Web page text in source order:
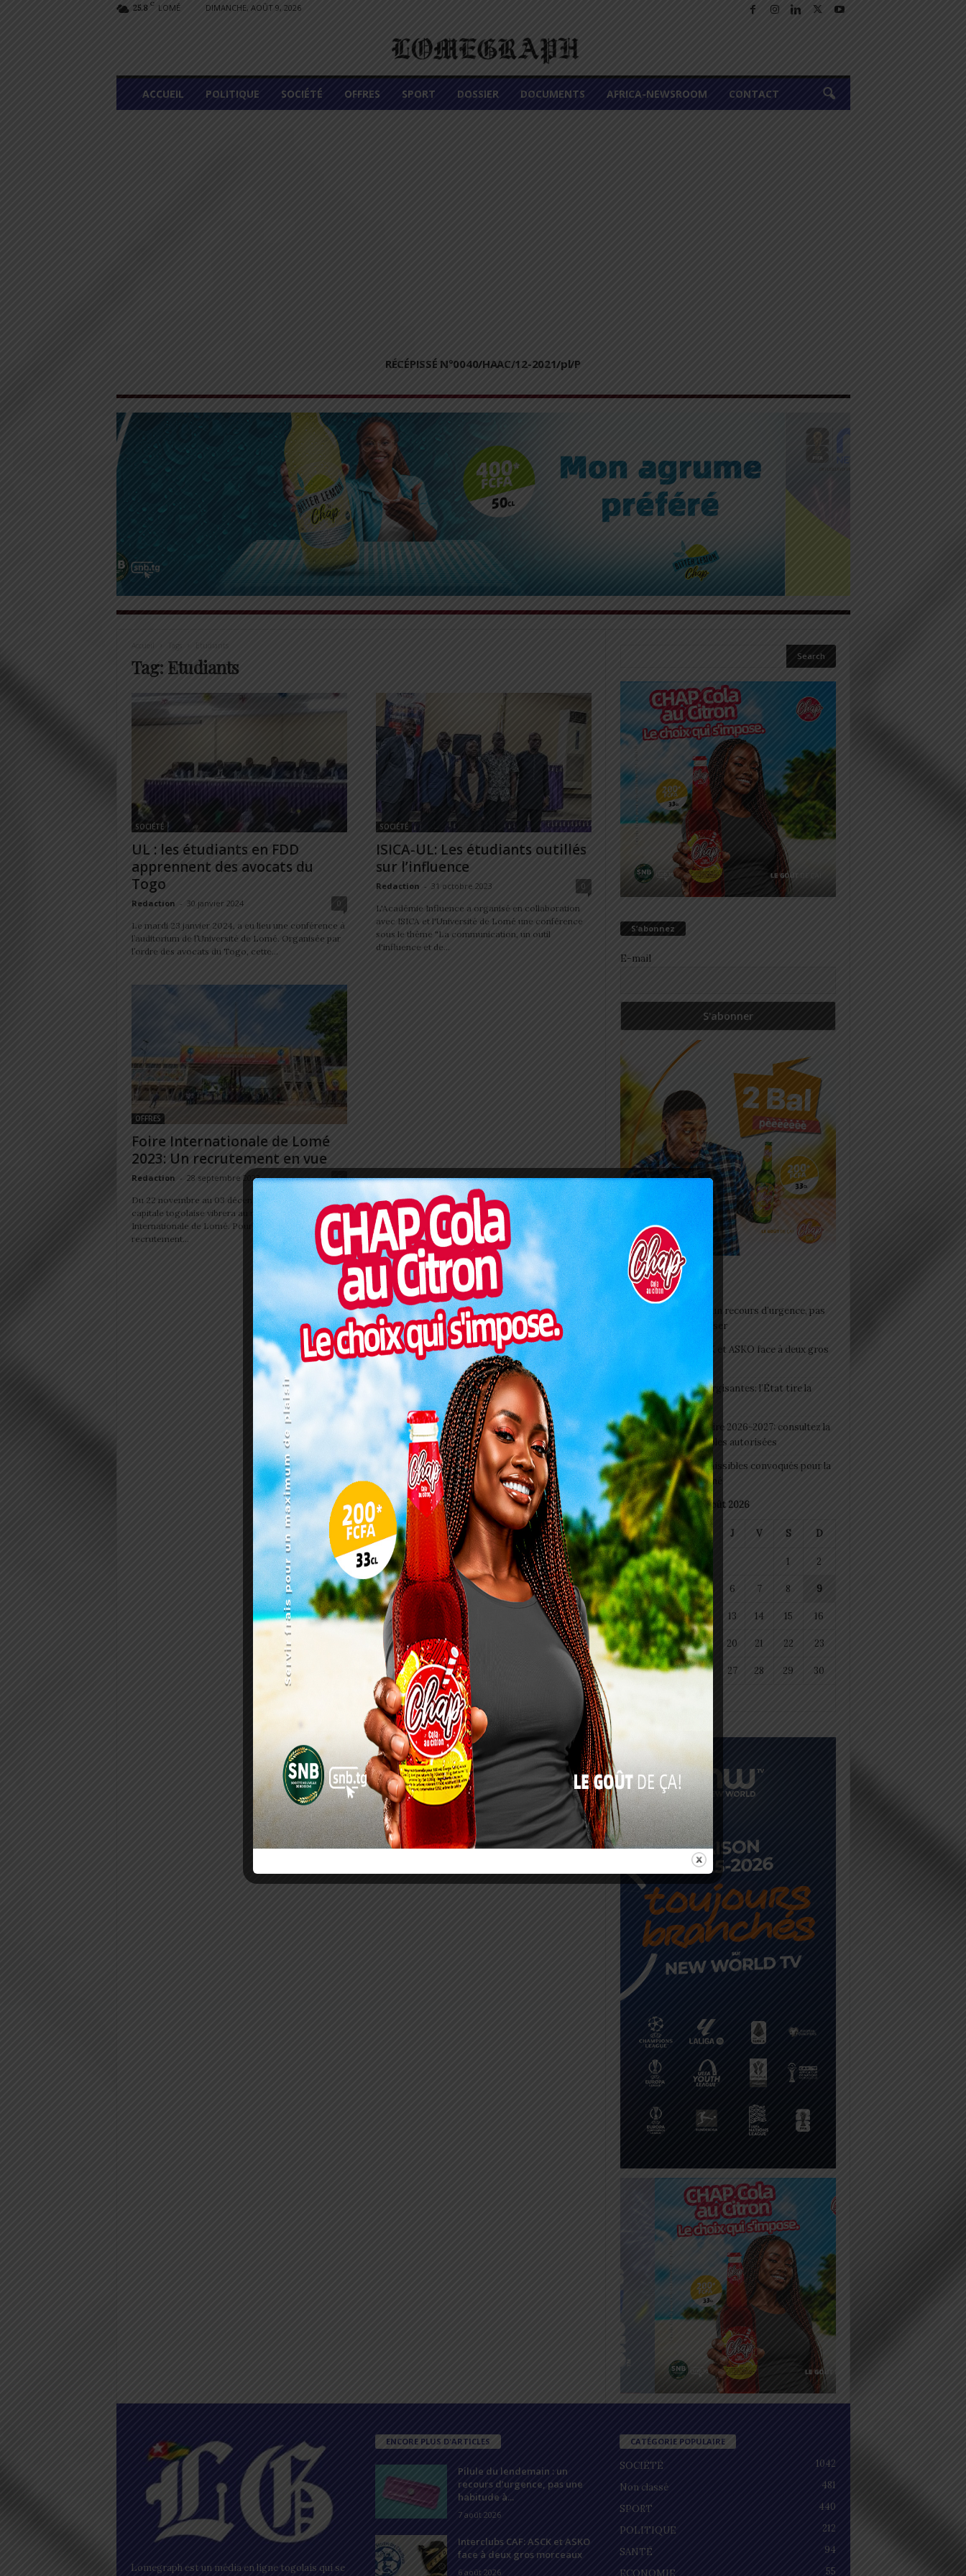
25.8 C LOMÉ DIMANCHE, AOÛT 9, 2026
L
M
ACCUEIL POLITIQUE SOCIÉTÉ OFFRES SPORT DOSSIER DOCUMENTS AFRICA-NEWSROOM CONTACT
RÉCÉPISSÉ N°0040/HAAC/12-2021/pl/P
Accueil Tags Etudiants
Tag: Etudiants
SOCIÉTÉ
UL : les étudiants en FDD
apprennent des avocats du
Togo
Redaction - 30 janvier 2024 0
Le mardi 23 janvier 2024, a eu lieu une conférence à
l’auditorium de l’Université de Lomé. Organisée par
l’ordre des avocats du Togo, cette...
SOCIÉTÉ
ISICA-UL: Les étudiants outillés
sur l’influence
Redaction - 31 octobre 2023 0
L'Académie Influence a organisé en collaboration
avec ISICA et l'Université de Lomé une conférence
sous le thème "La communication, un outil
d'influence et de...
OFFRES
Foire Internationale de Lomé
2023: Un recrutement en vue
Redaction - 28 septembre 2023 5
Du 22 novembre au 03 décembre prochain, la
capitale togolaise vibrera au rythme de la Foire
Internationale de Lomé. Pour ce faire, un
recrutement...
S’abonnez
E-mail
Articles récents
Pilule du lendemain : un recours d’urgence, pas
une habitude à banaliser
Interclubs CAF: ASCK et ASKO face à deux gros
morceaux
Togo/ Boissons énergisantes: l’État tire la
sonnette d’alarme
Togo/ Rentrée scolaire 2026-2027: consultez la
liste officielle des écoles autorisées
ESSAL 2026 : les admissibles convoqués pour la
visite médicale à Lomé
août 2026
L M J V S D
1 2
3 4 5 6 7 8 9
10 11 12 13 14 15 16
17 18 19 20 21 22 23
24 25 26 27 28 29 30
Lomegraph est un média en ligne togolais qui se
ENCORE PLUS D'ARTICLES
Pilule du lendemain : un
recours d’urgence, pas une
habitude à...
7 août 2026
Interclubs CAF: ASCK et ASKO
face à deux gros morceaux
6 août 2026
CATÉGORIE POPULAIRE
SOCIÉTÉ
1042
Non classé
481
SPORT
440
POLITIQUE
212
SANTÉ
94
55